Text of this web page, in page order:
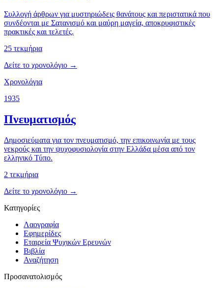
Συλλογή άρθρων για μυστηριώδεις θανάτους και περιστατικά που
συνδέονται με Σατανισμό και μαύρη μαγεία, αποκρυφιστικές
πρακτικές και τελετές.
25 τεκμήρια
Δείτε το χρονολόγιο →
Χρονολόγια
1935
Πνευματισμός
Δημοσιεύματα για τον πνευματισμό, την επικοινωνία με τους
νεκρούς και την ψυχοφυσιολογία στην Ελλάδα μέσα από τον
ελληνικό Τύπο.
2 τεκμήρια
Δείτε το χρονολόγιο →
Κατηγορίες
Λαογραφία
Εφημερίδες
Εταιρεία Ψυχικών Ερευνών
Βιβλία
Αναζήτηση
Προσανατολισμός